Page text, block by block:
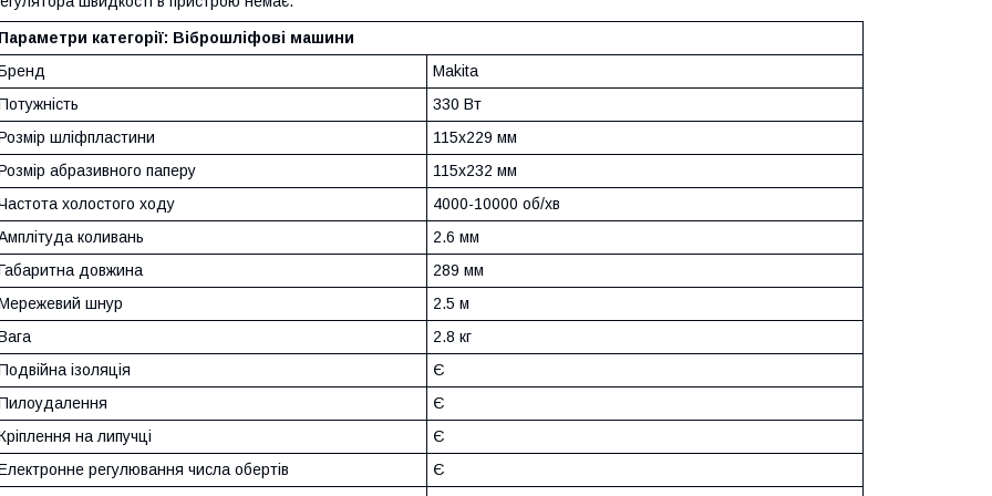
Параметри категорії: Віброшліфові машини
Makita
330 Вт
шліфпластини
115x229 мм
абразивного паперу
115x232 мм
холостого ходу
4000-10000 об/хв
коливань
2.6 мм
довжина
289 мм
шнур
2.5 м
2.8 кг
ізоляція
Є
Є
на липучці
Є
регулювання числа обертів
Є